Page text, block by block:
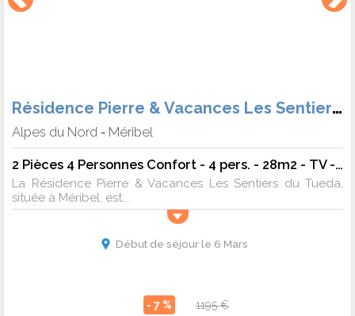
Résidence Pierre & Vacances Les Sentiers du Tueda
Alpes du Nord - Méribel
2 Pièces 4 Personnes Confort - 4 pers. - 28m2 - TV - Animaux admis
La Résidence Pierre & Vacances Les Sentiers du Tueda,
située à Méribel, est...
Début de séjour le 6 Mars
- 7 % 1195 €